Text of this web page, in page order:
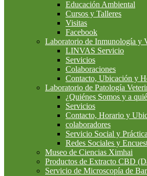
Educación Ambiental
Cursos y Talleres
Visitas
Facebook
Laboratorio de Inmunología y
LINVAS Servicio
Servicios
Colaboraciones
Contacto, Ubicación y
Laboratorio de Patología
¿Quiénes Somos y a
Servicios
Contacto, Horario y
colaboradores
Servicio Social y
Redes Sociales y
Museo de Ciencias Ximhai
Productos de Extracto CBD
Servicio de Microscopía de